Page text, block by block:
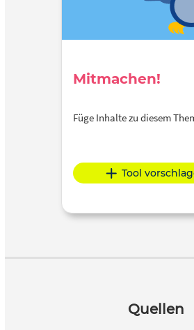
Mitmachen!
Füge Inhalte zu diesem
Tool
Quellen